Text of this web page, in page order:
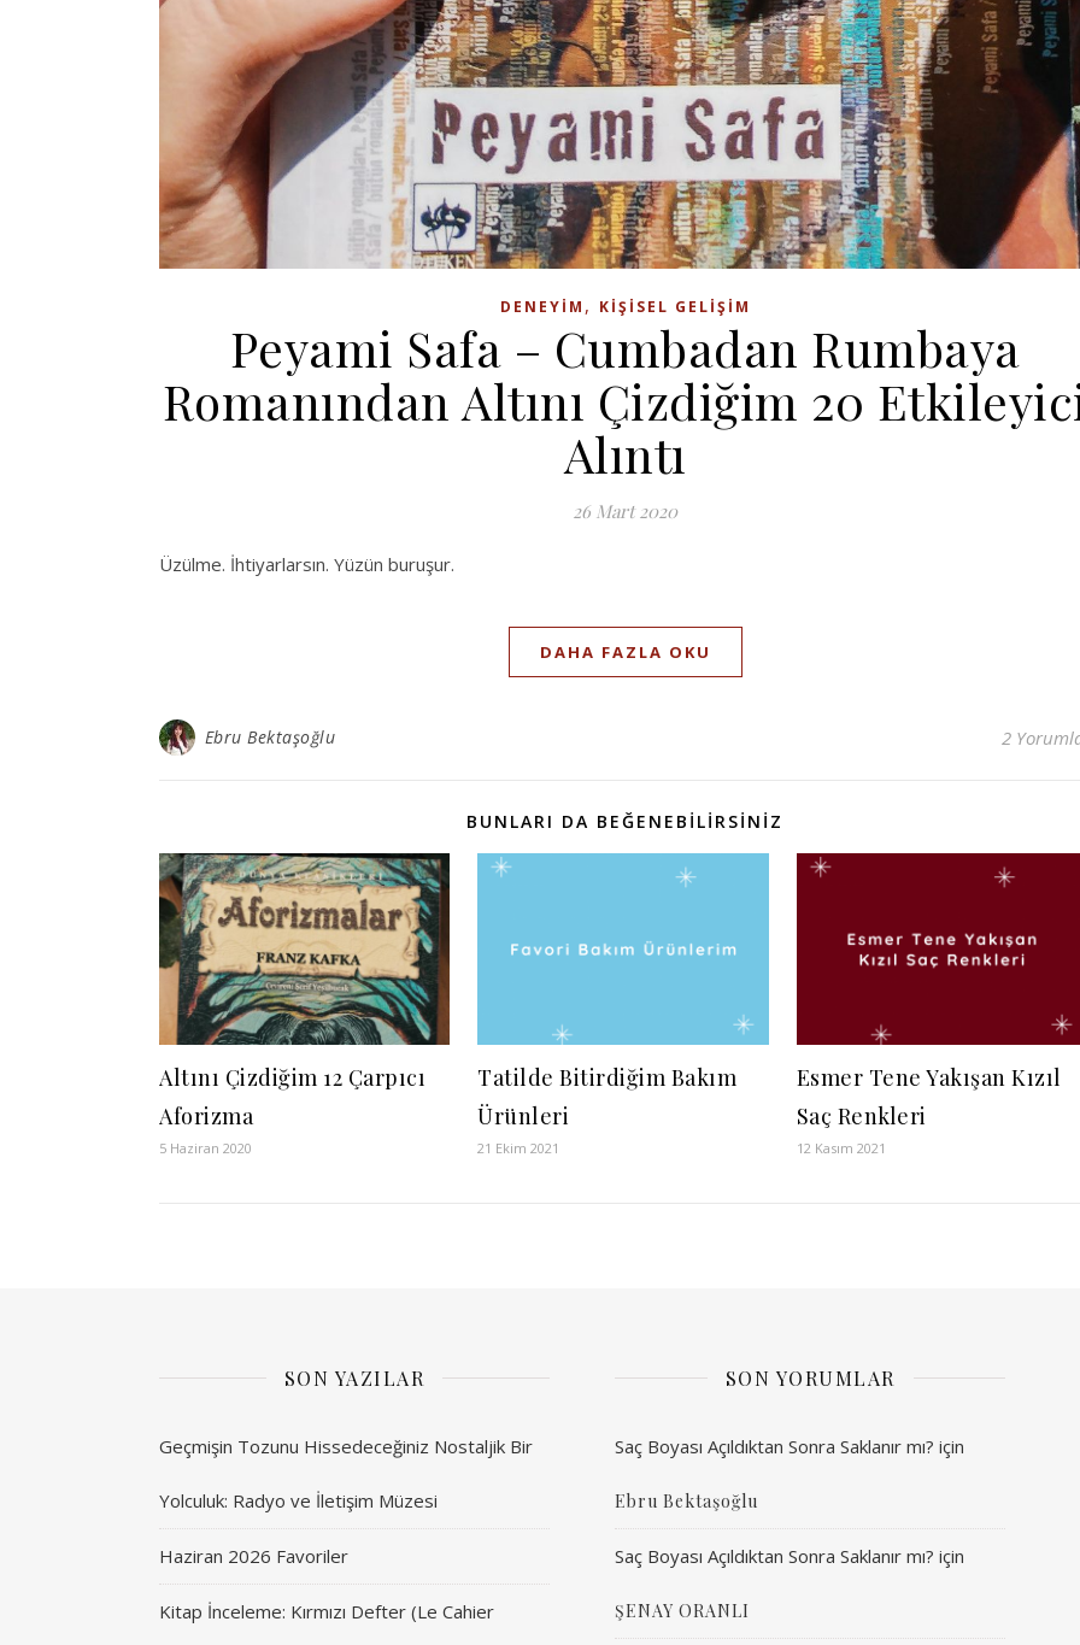
DENEYIM , KIŞISEL GELIŞIM
Peyami Safa – Cumbadan Rumbaya
Romanından Altını Çizdiğim 20
Alıntı
26 Mart 2020
Üzülme. İhtiyarlarsın. Yüzün buruşur.
DAHA FAZLA OKU
Ebru Bektaşoğlu 2
BUNLARI DA BEĞENEBILIRSINIZ
Altını Çizdiğim 12 Çarpıcı
Aforizma
5 Haziran 2020
Tatilde Bitirdiğim Bakım
Ürünleri
21 Ekim 2021
Esmer Tene Yakışan Kızıl
Saç Renkleri
12 Kasım 2021
SON YAZILAR
Geçmişin Tozunu Hissedeceğiniz Nostaljik Bir
Yolculuk: Radyo ve İletişim Müzesi
Haziran 2026 Favoriler
Kitap İnceleme: Kırmızı Defter (Le Cahier
SON YORUMLAR
Saç Boyası Açıldıktan Sonra Saklanır mı? için
Ebru Bektaşoğlu
Saç Boyası Açıldıktan Sonra Saklanır mı? için
ŞENAY ORANLI